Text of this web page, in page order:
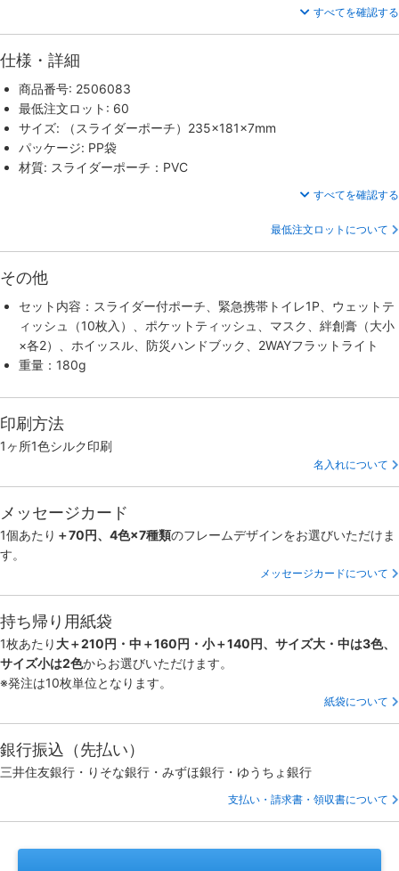
すべてを確認する
仕様・詳細
商品番号: 2506083
最低注文ロット: 60
サイズ: （スライダーポーチ）235×181×7mm
パッケージ: PP袋
材質: スライダーポーチ：PVC
すべてを確認する
最低注文ロットについて
その他
セット内容：スライダー付ポーチ、緊急携帯トイレ1P、ウェットテ
ィッシュ（10枚入）、ポケットティッシュ、マスク、絆創膏（大小
×各2）、ホイッスル、防災ハンドブック、2WAYフラットライト
重量：180g
印刷方法
1ヶ所1色シルク印刷
名入れについて
メッセージカード
1個あたり ＋70円、4色×7種類のフレームデザインをお選びいただけま
す。
メッセージカードについて
持ち帰り用紙袋
1枚あたり 大＋210円・中＋160円・小＋140円、サイズ大・中は3色、
サイズ小は2色からお選びいただけます。
※発注は10枚単位となります。
紙袋について
銀行振込（先払い）
三井住友銀行・りそな銀行・みずほ銀行・ゆうちょ銀行
支払い・請求書・領収書について